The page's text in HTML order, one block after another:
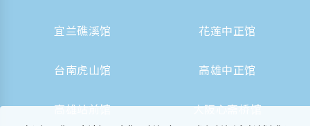
宜兰礁溪馆 花莲中正馆
台南虎山馆 高雄中正馆
高雄站前馆 大阪心斋桥馆